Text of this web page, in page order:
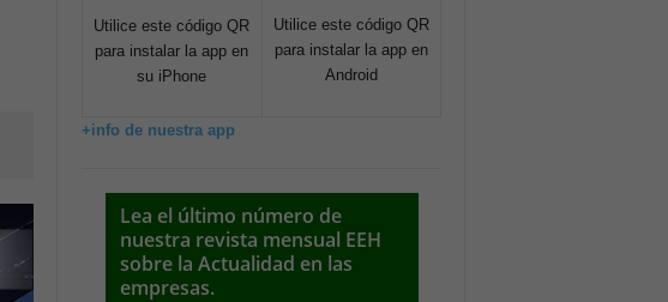
Utilice este código QR
para instalar la app en
su iPhone
Utilice este código QR
para instalar la app en
Android
+info de nuestra app
Lea el último número de
nuestra revista mensual EEH
sobre la Actualidad en las
empresas.